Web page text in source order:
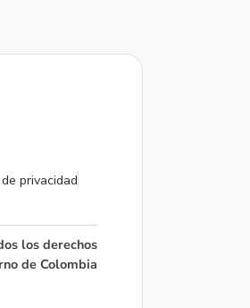
privacidad
los derechos
de Colombia